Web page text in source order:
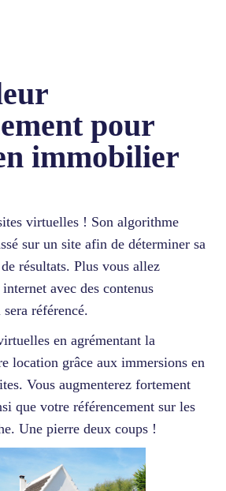
pour
immobilier
virtuelles ! Son algorithme
sur un site afin de déterminer sa
résultats. Plus vous allez
avec des contenus
référencé.
en agrémentant la
location grâce aux immersions en
Vous augmenterez fortement
que votre référencement sur les
Une pierre deux coups !